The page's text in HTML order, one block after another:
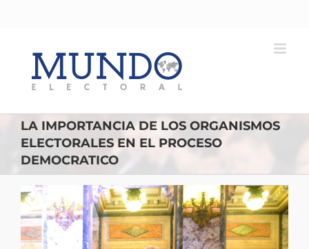
contenido
LA IMPORTANCIA DE LOS ORGANISMOS
ELECTORALES EN EL PROCESO
DEMOCRATICO
Ver
imagen
más
grande